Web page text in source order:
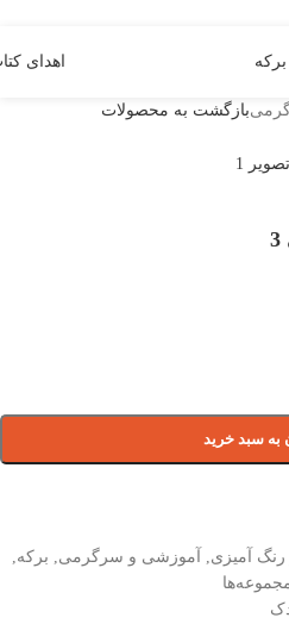
اهدای
بازگشت به محصولات
به سبد خرید
آمیزی آموزشی و سرگرمی برکه